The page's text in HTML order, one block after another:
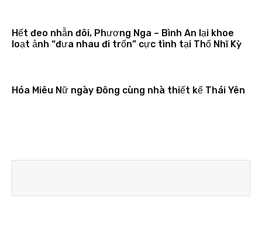
Hết đeo nhẫn đôi, Phương Nga – Bình An lại khoe
loạt ảnh “đưa nhau đi trốn” cực tình tại Thổ Nhĩ Kỳ
Hóa Miêu Nữ ngày Đông cùng nhà thiết kế Thái Yên